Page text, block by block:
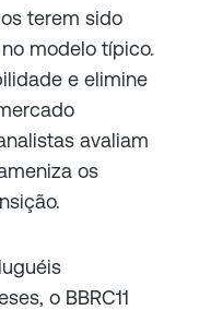
terem sido
modelo típico.
e elimine
avaliam
os
o BBRC11